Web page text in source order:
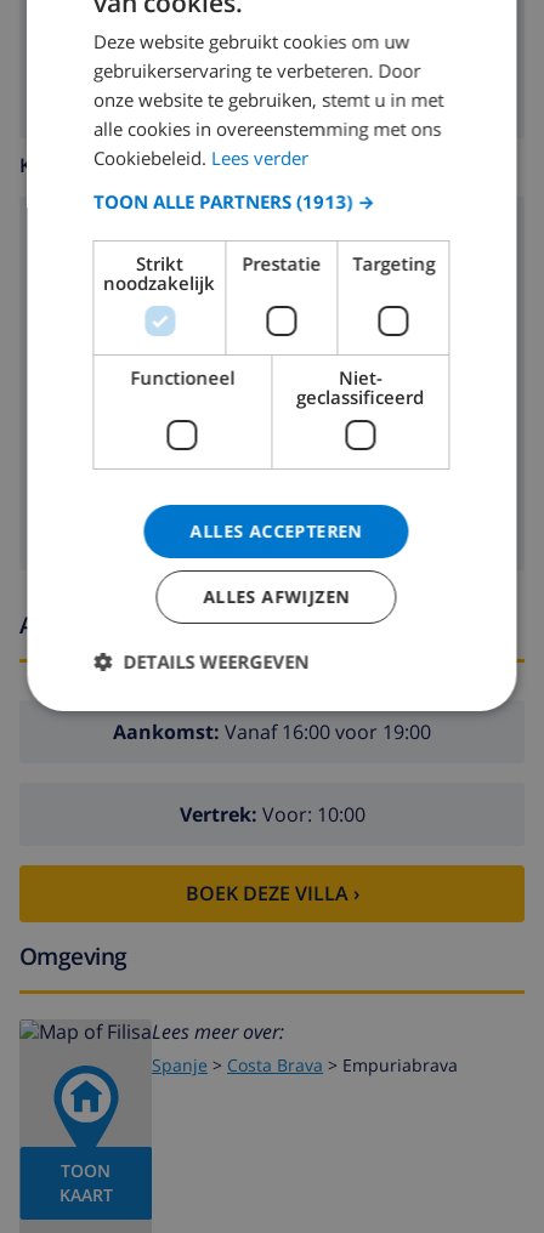
KEUKEN
4 rings kookplaat
wasmachine
Aankomst- en vertrektijden
Aankomst: Vanaf 16:00 voor 19:00
Vertrek: Voor: 10:00
BOEK DEZE VILLA ›
Omgeving
TOON
KAART
Lees meer over:
Spanje > Costa Brava > Empuriabrava
Deze website gebruikt cookies om uw
gebruikerservaring te verbeteren. Door
onze website te gebruiken, stemt u in met
alle cookies in overeenstemming met ons
Cookiebeleid. Lees verder
TOON ALLE PARTNERS(1913) →
Strikt
noodzakelijk
Prestatie Targeting
Functioneel
Niet-
geclassificeerd
ALLES ACCEPTEREN
ALLES AFWIJZEN
DETAILS WEERGEVEN